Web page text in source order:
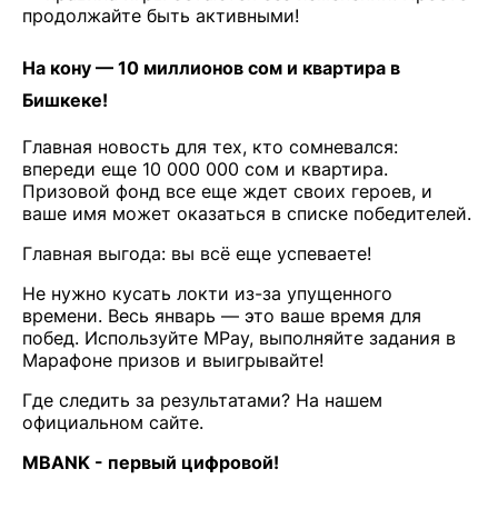
продолжайте быть активными!
На кону — 10 миллионов сом и квартира в
Бишкеке!
Главная новость для тех, кто сомневался:
впереди еще 10 000 000 сом и квартира.
Призовой фонд все еще ждет своих героев, и
ваше имя может оказаться в списке победителей.
Главная выгода: вы всё еще успеваете!
Не нужно кусать локти из-за упущенного
времени. Весь январь — это ваше время для
побед. Используйте MPay, выполняйте задания в
Марафоне призов и выигрывайте!
Где следить за результатами? На нашем
официальном сайте.
MBANK - первый цифровой!